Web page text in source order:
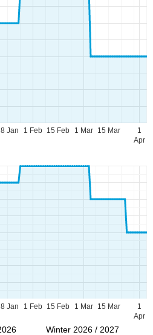
1 Feb 1 Mar
1
Apr
Jan 15 Feb 15 Mar
1 Feb 1 Mar
1
Apr
Jan 15 Feb 15 Mar
Winter 2026 / 2027